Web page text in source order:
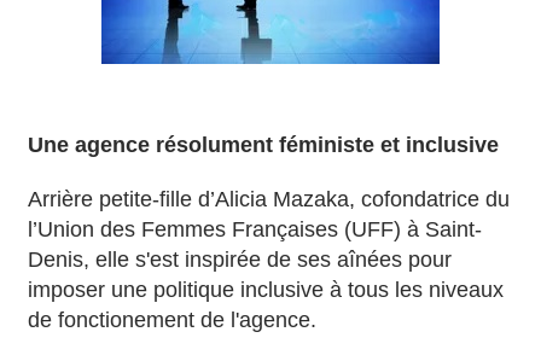
Une agence résolument féministe et inclusive
Arrière petite-fille d’Alicia Mazaka, cofondatrice du
l’Union des Femmes Françaises (UFF) à Saint-
Denis, elle s'est inspirée de ses aînées pour
imposer une politique inclusive à tous les niveaux
de fonctionement de l'agence.